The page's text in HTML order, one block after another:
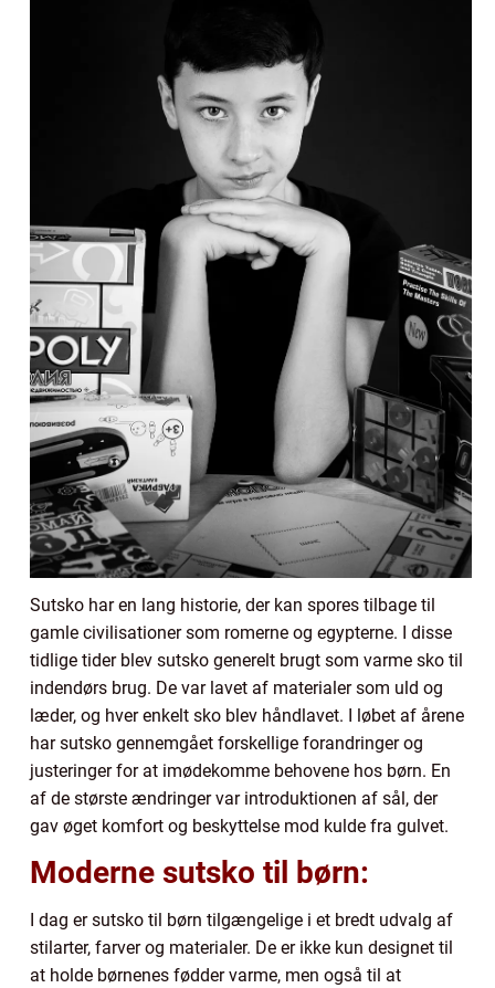
Sutsko har en lang historie, der kan spores tilbage til
gamle civilisationer som romerne og egypterne. I disse
tidlige tider blev sutsko generelt brugt som varme sko til
indendørs brug. De var lavet af materialer som uld og
læder, og hver enkelt sko blev håndlavet. I løbet af årene
har sutsko gennemgået forskellige forandringer og
justeringer for at imødekomme behovene hos børn. En
af de største ændringer var introduktionen af sål, der
gav øget komfort og beskyttelse mod kulde fra gulvet.
Moderne sutsko til børn:
I dag er sutsko til børn tilgængelige i et bredt udvalg af
stilarter, farver og materialer. De er ikke kun designet til
at holde børnenes fødder varme, men også til at